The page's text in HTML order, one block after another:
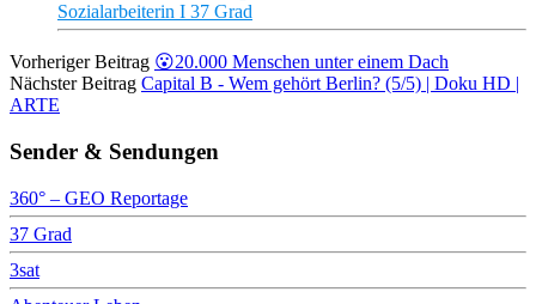
Sozialarbeiterin I 37 Grad
Vorheriger Beitrag 😮20.000 Menschen unter einem Dach
Nächster Beitrag Capital B - Wem gehört Berlin? (5/5) | Doku HD |
ARTE
Sender & Sendungen
360° – GEO Reportage
37 Grad
3sat